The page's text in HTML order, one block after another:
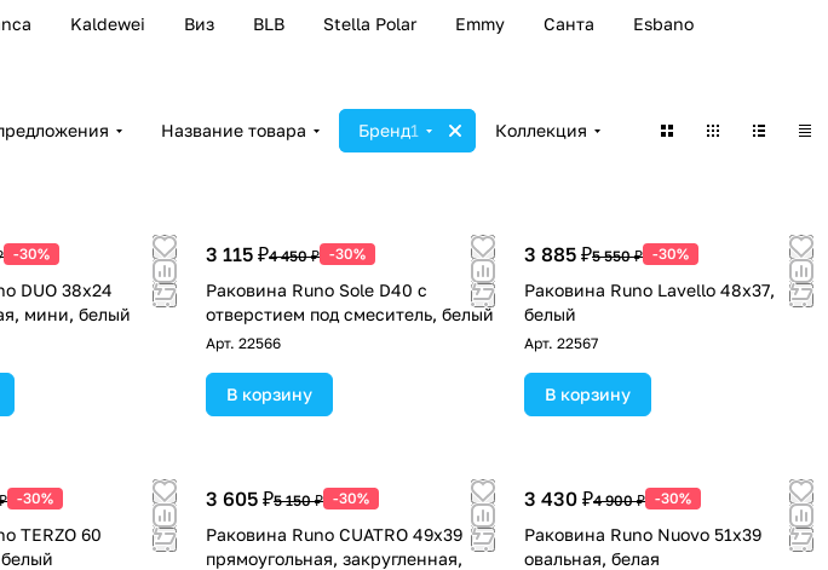
Kaldewei Виз BLB Stella Polar Emmy Санта Esbano
Название товара Бренд1 Коллекция
-30%
DUO 38x24
мини, белый
3 115 ₽4 450 ₽ -30%
Раковина Runo Sole D40 с
отверстием под смеситель, белый
Арт. 22566
В корзину
3 885 ₽5 550 ₽ -30%
Раковина Runo Lavello 48x37,
белый
Арт. 22567
В корзину
-30%
TERZO 60
3 605 ₽5 150 ₽ -30%
Раковина Runo CUATRO 49x39
прямоугольная, закругленная,
3 430 ₽4 900 ₽ -30%
Раковина Runo Nuovo 51x39
овальная, белая